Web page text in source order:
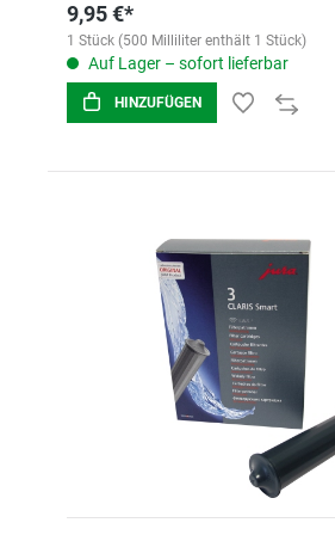
9,95 €*
1 Stück (500 Milliliter enthält 1 Stück)
Auf Lager – sofort lieferbar
HINZUFÜGEN